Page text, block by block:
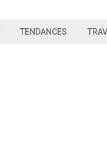
TENDANCES